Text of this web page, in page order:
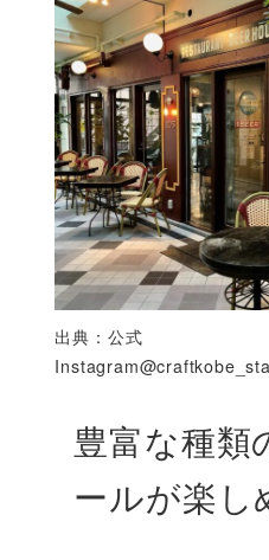
出典：公式
豊富な種類
ールが楽し